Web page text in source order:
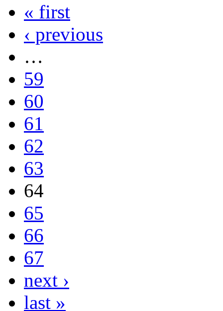
« first
‹ previous
…
59
60
61
62
63
64
65
66
67
next ›
last »